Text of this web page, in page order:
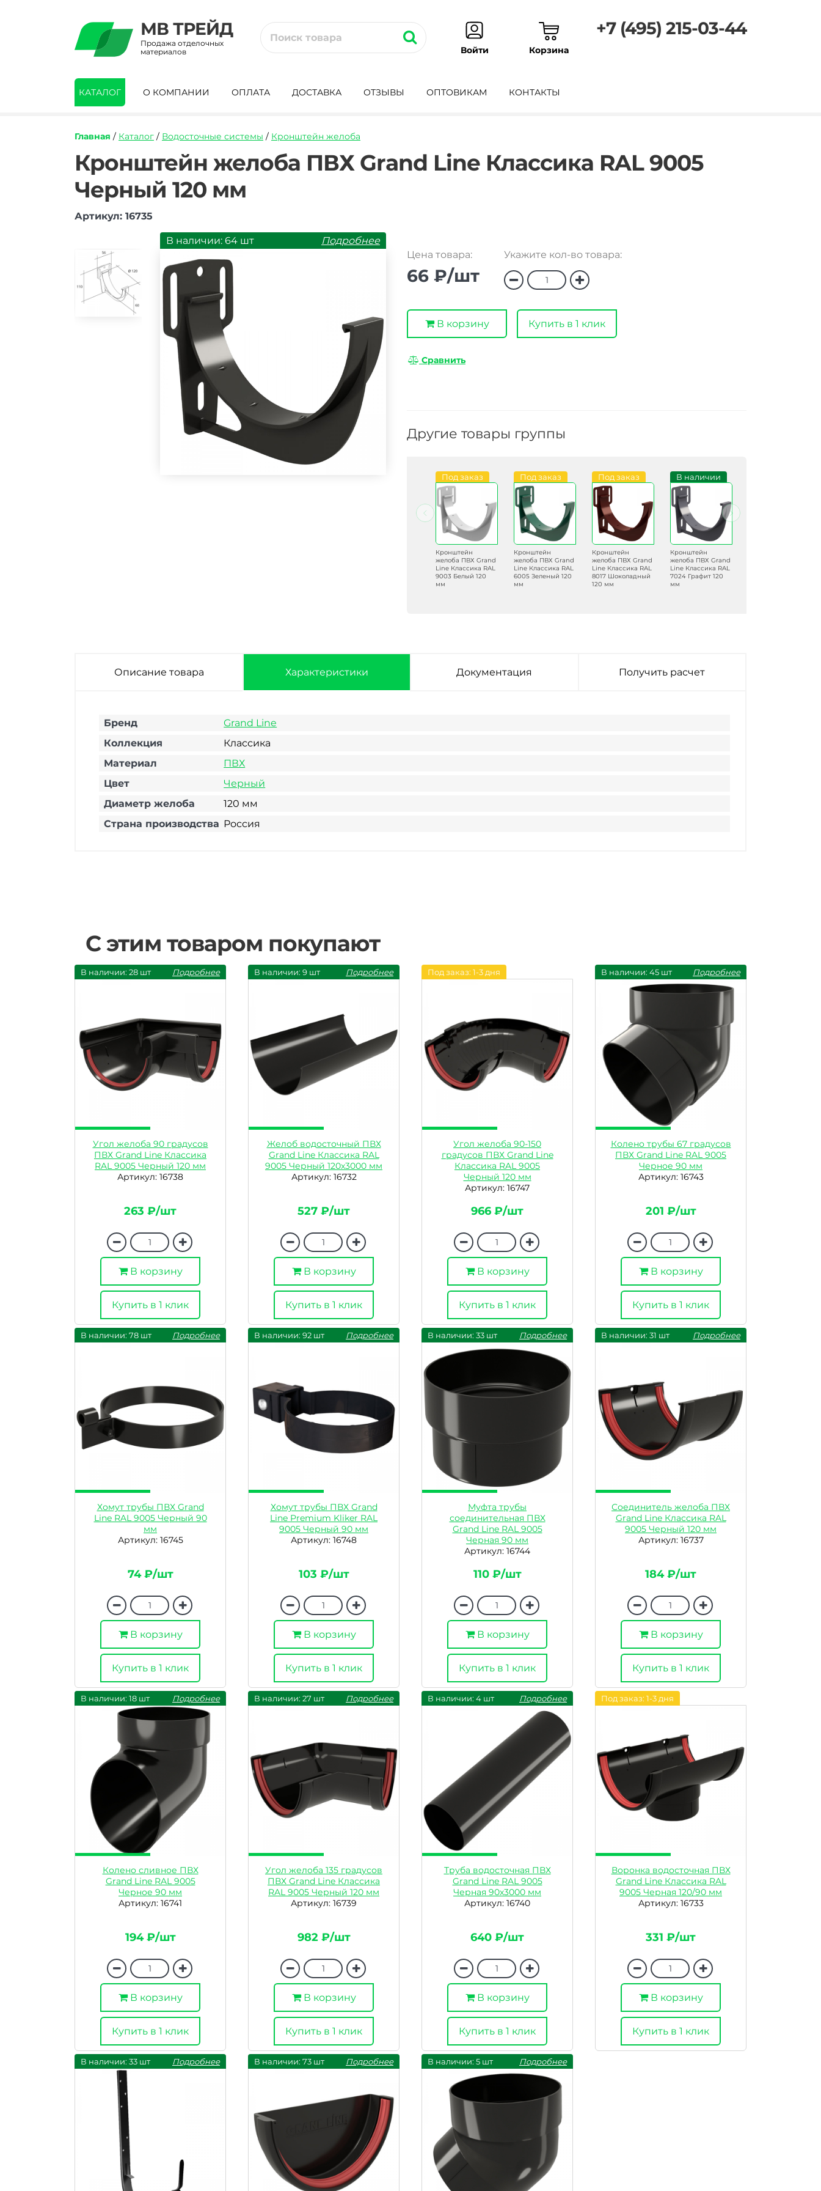
МВ ТРЕЙД
Продажа отделочных
материалов
Войти Корзина
+7 (495) 215-03-44
КАТАЛОГ О КОМПАНИИ ОПЛАТА ДОСТАВКА ОТЗЫВЫ ОПТОВИКАМ КОНТАКТЫ
Главная / Каталог / Водосточные системы / Кронштейн желоба
https://mvtrade.ru/images/id/normal/kronshteyn-
zheloba-
pvh-
grand-
line-
klassika-
ral-
mm.jpg
Кронштейн желоба ПВХ Grand Line Классика RAL 9005
Черный 120 мм
Артикул: 16735
В наличии: 64 шт
Подробнее
Цена товара:
66 ₽/шт
Укажите кол-во товара:
В корзину Купить в 1 клик
Сравнить
Другие товары группы
Под заказ
Кронштейн
желоба ПВХ Grand
Line Классика RAL
9003 Белый 120
мм
Под заказ
Кронштейн
желоба ПВХ Grand
Line Классика RAL
6005 Зеленый 120
мм
Под заказ
Кронштейн
желоба ПВХ Grand
Line Классика RAL
8017 Шоколадный
120 мм
В наличии
Кронштейн
желоба ПВХ Grand
Line Классика RAL
7024 Графит 120
мм
Описание товара Характеристики Документация Получить расчет
Бренд
Grand Line
Коллекция
Классика
Материал
ПВХ
Цвет
Черный
Диаметр желоба
120 мм
Страна производства Россия
С этим товаром покупают
В наличии: 28 шт Подробнее
Угол желоба 90 градусов
ПВХ Grand Line Классика
RAL 9005 Черный 120 мм
Артикул: 16738
263 ₽/шт
В корзину
Купить в 1 клик
В наличии: 9 шт Подробнее
Желоб водосточный ПВХ
Grand Line Классика RAL
9005 Черный 120х3000 мм
Артикул: 16732
527 ₽/шт
В корзину
Купить в 1 клик
Под заказ: 1-3 дня
Угол желоба 90-150
градусов ПВХ Grand Line
Классика RAL 9005
Черный 120 мм
Артикул: 16747
966 ₽/шт
В корзину
Купить в 1 клик
В наличии: 45 шт Подробнее
Колено трубы 67 градусов
ПВХ Grand Line RAL 9005
Черное 90 мм
Артикул: 16743
201 ₽/шт
В корзину
Купить в 1 клик
В наличии: 78 шт Подробнее
Хомут трубы ПВХ Grand
Line RAL 9005 Черный 90
мм
Артикул: 16745
74 ₽/шт
В корзину
Купить в 1 клик
В наличии: 92 шт Подробнее
Хомут трубы ПВХ Grand
Line Premium Kliker RAL
9005 Черный 90 мм
Артикул: 16748
103 ₽/шт
В корзину
Купить в 1 клик
В наличии: 33 шт Подробнее
Муфта трубы
соединительная ПВХ
Grand Line RAL 9005
Черная 90 мм
Артикул: 16744
110 ₽/шт
В корзину
Купить в 1 клик
В наличии: 31 шт Подробнее
Соединитель желоба ПВХ
Grand Line Классика RAL
9005 Черный 120 мм
Артикул: 16737
184 ₽/шт
В корзину
Купить в 1 клик
В наличии: 18 шт Подробнее
Колено сливное ПВХ
Grand Line RAL 9005
Черное 90 мм
Артикул: 16741
194 ₽/шт
В корзину
Купить в 1 клик
В наличии: 27 шт Подробнее
Угол желоба 135 градусов
ПВХ Grand Line Классика
RAL 9005 Черный 120 мм
Артикул: 16739
982 ₽/шт
В корзину
Купить в 1 клик
В наличии: 4 шт Подробнее
Труба водосточная ПВХ
Grand Line RAL 9005
Черная 90х3000 мм
Артикул: 16740
640 ₽/шт
В корзину
Купить в 1 клик
Под заказ: 1-3 дня
Воронка водосточная ПВХ
Grand Line Классика RAL
9005 Черная 120/90 мм
Артикул: 16733
331 ₽/шт
В корзину
Купить в 1 клик
В наличии: 33 шт Подробнее В наличии: 73 шт Подробнее В наличии: 5 шт Подробнее